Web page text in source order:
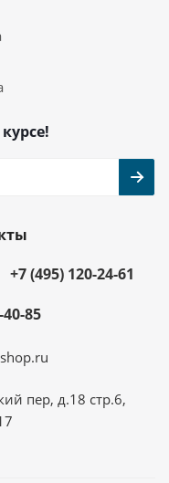
+7 (495) 120-24-61
40-85
пер, д.18 стр.6,